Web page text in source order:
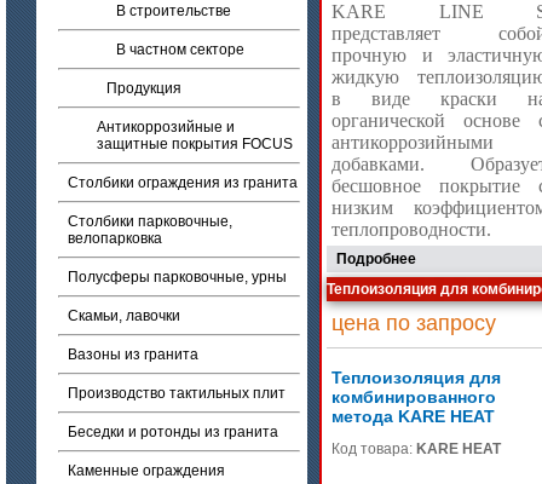
В строительстве
В частном секторе
Продукция
Антикоррозийные и
защитные покрытия FOCUS
Столбики ограждения из гранита
Столбики парковочные,
велопарковка
Полусферы парковочные, урны
Скамьи, лавочки
Вазоны из гранита
Производство тактильных плит
Беседки и ротонды из гранита
Каменные ограждения
KARE LINE
представляет
прочную и
жидкую
в виде краски
органической основе
антикоррозийными
добавками.
бесшовное покрытие
низким
теплопроводности.
Подробнее
Теплоизоляция для
цена по запросу
Теплоизоляция для
комбинированного
метода KARE HEAT
Код товара: KARE HEAT